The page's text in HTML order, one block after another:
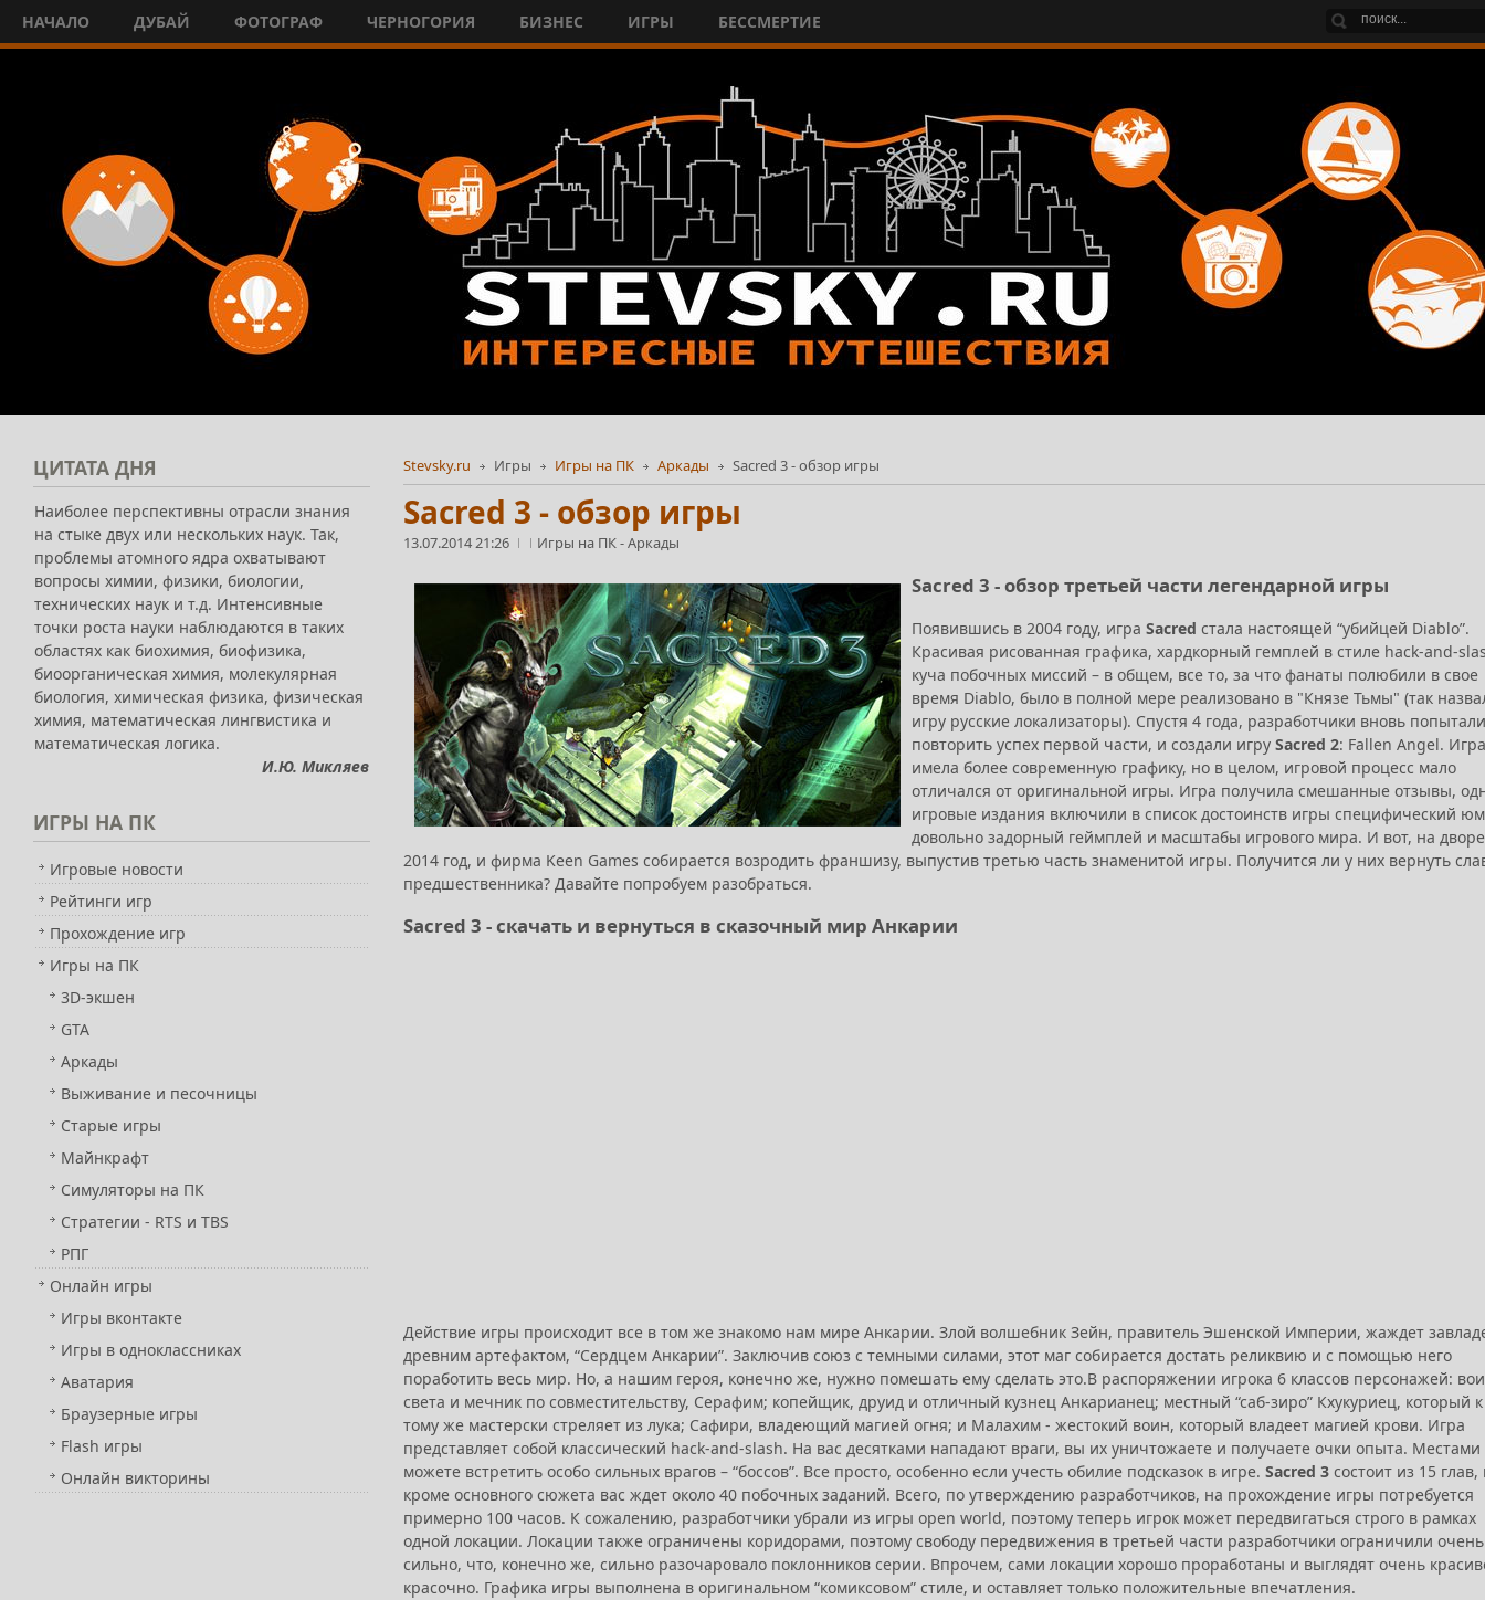
НАЧАЛО ДУБАЙ ФОТОГРАФ ЧЕРНОГОРИЯ БИЗНЕС ИГРЫ БЕССМЕРТИЕ
Stevsky.ru Игры Игры на ПК Аркады Sacred 3 - обзор игры
Sacred 3 - обзор игры
13.07.2014 21:26 Игры на ПК-Аркады
Sacred 3 - обзор третьей части легендарной игры
Появившись в 2004 году, игра Sacred стала настоящей “убийцей Diablo”.
Красивая рисованная графика, хардкорный гемплей в стиле hack-and-
куча побочных миссий – в общем, все то, за что фанаты полюбили в свое
время Diablo, было в полной мере реализовано в "Князе Тьмы" (так
игру русские локализаторы). Спустя 4 года, разработчики вновь
повторить успех первой части, и создали игру Sacred 2: Fallen Angel. Игра
имела более современную графику, но в целом, игровой процесс мало
отличался от оригинальной игры. Игра получила смешанные отзывы,
игровые издания включили в список достоинств игры специфический
довольно задорный геймплей и масштабы игрового мира. И вот, на дворе
2014 год, и фирма Keen Games собирается возродить франшизу, выпустив третью часть знаменитой игры. Получится ли у них вернуть
предшественника? Давайте попробуем разобраться.
Sacred 3 - скачать и вернуться в сказочный мир Анкарии
Действие игры происходит все в том же знакомо нам мире Анкарии. Злой волшебник Зейн, правитель Эшенской Империи, жаждет
древним артефактом, “Сердцем Анкарии”. Заключив союз с темными силами, этот маг собирается достать реликвию и с помощью него
поработить весь мир. Но, а нашим героя, конечно же, нужно помешать ему сделать это.В распоряжении игрока 6 классов персонажей:
света и мечник по совместительству, Серафим; копейщик, друид и отличный кузнец Анкарианец; местный “саб-зиро” Кхукуриец, который к
тому же мастерски стреляет из лука; Сафири, владеющий магией огня; и Малахим - жестокий воин, который владеет магией крови. Игра
представляет собой классический hack-and-slash. На вас десятками нападают враги, вы их уничтожаете и получаете очки опыта.
можете встретить особо сильных врагов – “боссов”. Все просто, особенно если учесть обилие подсказок в игре. Sacred 3 состоит из 15 глав,
кроме основного сюжета вас ждет около 40 побочных заданий. Всего, по утверждению разработчиков, на прохождение игры потребуется
примерно 100 часов. К сожалению, разработчики убрали из игры open world, поэтому теперь игрок может передвигаться строго в рамках
одной локации. Локации также ограничены коридорами, поэтому свободу передвижения в третьей части разработчики ограничили очень
сильно, что, конечно же, сильно разочаровало поклонников серии. Впрочем, сами локации хорошо проработаны и выглядят очень
красочно. Графика игры выполнена в оригинальном “комиксовом” стиле, и оставляет только положительные впечатления.
ЦИТАТА ДНЯ
Наиболее перспективны отрасли знания
на стыке двух или нескольких наук. Так,
проблемы атомного ядра охватывают
вопросы химии, физики, биологии,
технических наук и т.д. Интенсивные
точки роста науки наблюдаются в таких
областях как биохимия, биофизика,
биоорганическая химия, молекулярная
биология, химическая физика, физическая
химия, математическая лингвистика и
математическая логика.
И.Ю. Микляев
ИГРЫ НА ПК
Игровые новости
Рейтинги игр
Прохождение игр
Игры на ПК
3D-экшен
GTA
Аркады
Выживание и песочницы
Старые игры
Майнкрафт
Симуляторы на ПК
Стратегии - RTS и TBS
РПГ
Онлайн игры
Игры вконтакте
Игры в одноклассниках
Аватария
Браузерные игры
Flash игры
Онлайн викторины